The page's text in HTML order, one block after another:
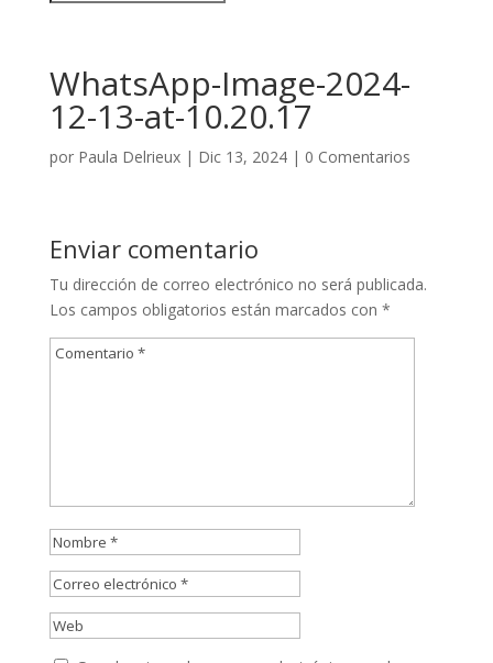
WhatsApp-Image-2024-
12-13-at-10.20.17
por Paula Delrieux| Dic 13, 2024| 0 Comentarios
Enviar comentario
Tu dirección de correo electrónico no será publicada.
Los campos obligatorios están marcados con *